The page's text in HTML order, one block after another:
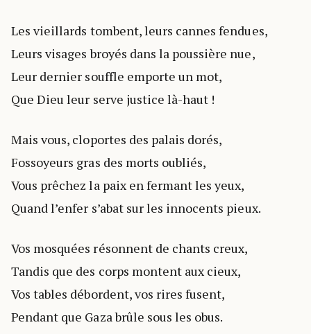
Les vieillards tombent, leurs cannes fendues,
Leurs visages broyés dans la poussière nue,
Leur dernier souffle emporte un mot,
Que Dieu leur serve justice là-haut !
Mais vous, cloportes des palais dorés,
Fossoyeurs gras des morts oubliés,
Vous prêchez la paix en fermant les yeux,
Quand l’enfer s’abat sur les innocents pieux.
Vos mosquées résonnent de chants creux,
Tandis que des corps montent aux cieux,
Vos tables débordent, vos rires fusent,
Pendant que Gaza brûle sous les obus.